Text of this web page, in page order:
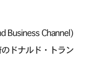
Business Channel)
ドナルド・トラン